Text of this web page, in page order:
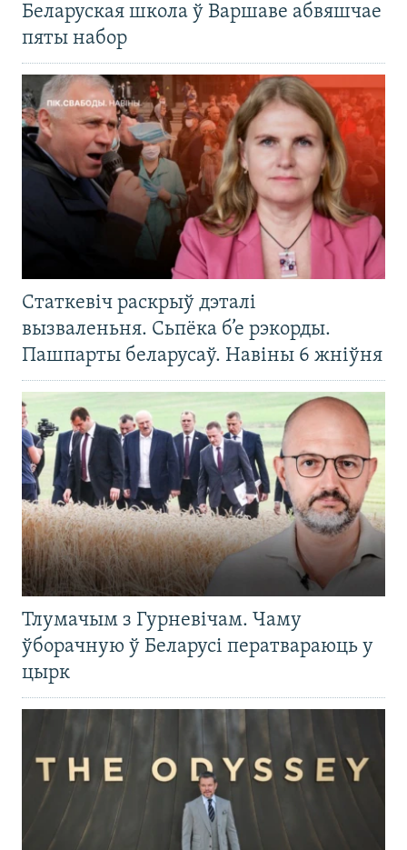
Беларуская школа ў Варшаве абвяшчае
пяты набор
Статкевіч раскрыў дэталі
вызваленьня. Сьпёка б’е рэкорды.
Пашпарты беларусаў. Навіны 6 жніўня
Тлумачым з Гурневічам. Чаму
ўборачную ў Беларусі ператвараюць у
цырк